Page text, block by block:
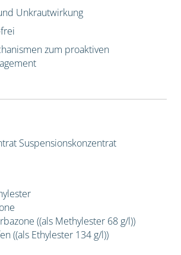
Unkrautwirkung
zum proaktiven
Suspensionskonzentrat
((als Methylester 68 g/l))
((als Ethylester 134 g/l))